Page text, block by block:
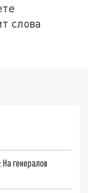
слова
генералов